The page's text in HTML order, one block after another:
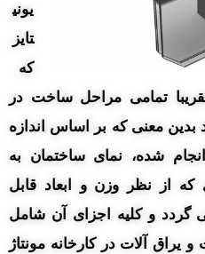
یونی
تایز
که
تمامی مراحل ساخت در
بدین معنی که بر اساس اندازه
شده، نمای ساختمان به
از نظر وزن و ابعاد قابل
گردد و کلیه اجزای آن شامل
یراق آلات در کارخانه مونتاژ